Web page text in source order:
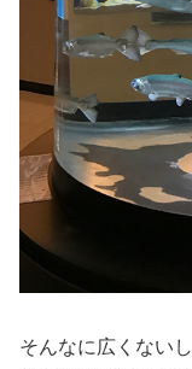
そんなに広くないし